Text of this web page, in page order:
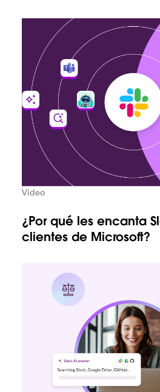
Video
¿Por qué les encanta
clientes de Microsoft?